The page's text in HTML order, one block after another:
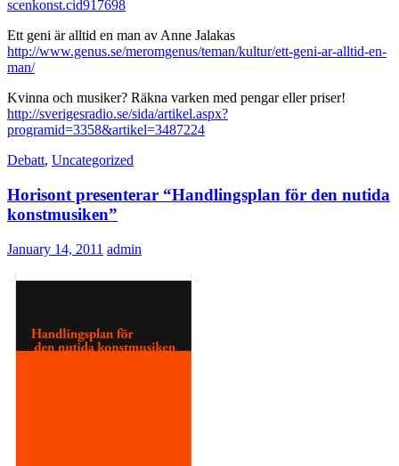
scenkonst.cid917698
Ett geni är alltid en man av Anne Jalakas
http://www.genus.se/meromgenus/teman/kultur/ett-geni-ar-alltid-en-
man/
Kvinna och musiker? Räkna varken med pengar eller priser!
http://sverigesradio.se/sida/artikel.aspx?
programid=3358&artikel=3487224
Debatt, Uncategorized
Horisont presenterar “Handlingsplan för den nutida
konstmusiken”
January 14, 2011 admin